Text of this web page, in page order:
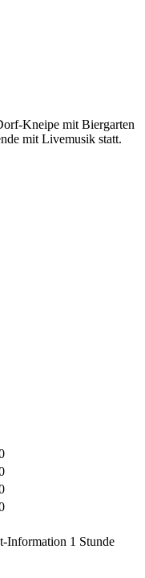
Kneipe mit Biergarten
mit Livemusik statt.
Information 1 Stunde